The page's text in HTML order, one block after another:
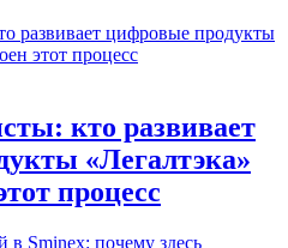
кто развивает
«Легалтэка»
процесс